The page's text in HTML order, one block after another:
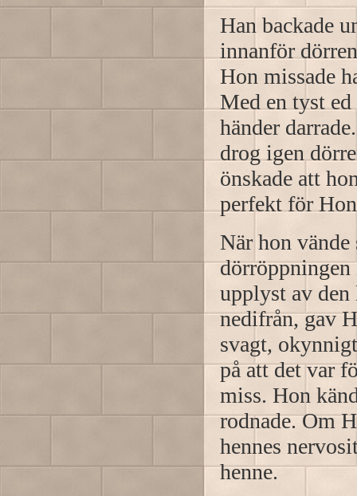
Han backade
innanför
Hon missade
Med en tyst ed
händer
drog igen
önskade att
perfekt för
När hon
upplyst av
nedifrån, gav
svagt,
på att det var
miss. Hon
rodnade. Om
hennes
henne.